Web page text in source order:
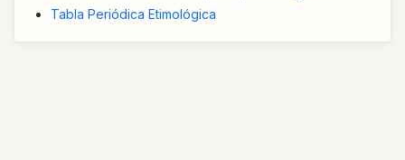
Tabla Periódica Etimológica